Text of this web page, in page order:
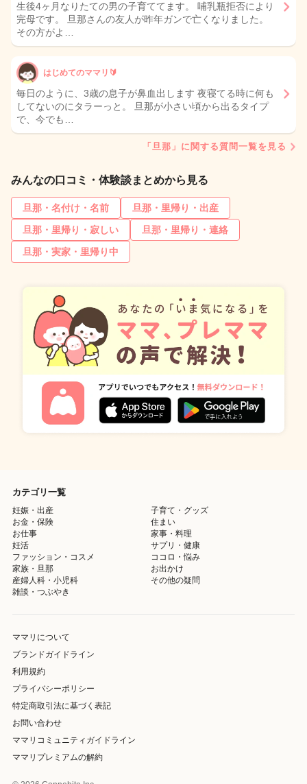
生後4ヶ月なりたての男の子育ててます。 哺乳瓶拒否により
完母です。 旦那さんの友人が昨年ガンで亡くなりました。
その方がよ…
はじめてのママリ🔰
毎日のように、3歳の息子が鼻血出します 夜寝てる時に何も
してないのにタラーっと。 旦那が小さい頃から出るタイプ
で、今でも…
「旦那」に関する質問一覧を見る
みんなの口コミ・体験談まとめから見る
旦那・名付け・名前
旦那・里帰り・出産
旦那・里帰り・寂しい
旦那・里帰り・連絡
旦那・実家・里帰り中
カテゴリ一覧
妊娠・出産
子育て・グッズ
お金・保険
住まい
お仕事
家事・料理
妊活
サプリ・健康
ファッション・コスメ
ココロ・悩み
家族・旦那
お出かけ
産婦人科・小児科
その他の疑問
雑談・つぶやき
ママリについて
ブランドガイドライン
利用規約
プライバシーポリシー
特定商取引法に基づく表記
お問い合わせ
ママリコミュニティガイドライン
ママリプレミアムの解約